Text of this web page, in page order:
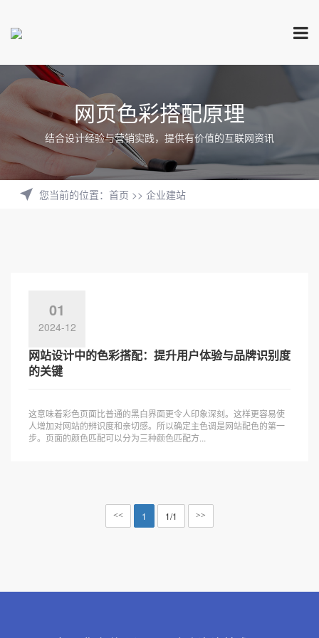
网页色彩搭配原理
结合设计经验与营销实践，提供有价值的互联网资讯
您当前的位置： 首页 >> 企业建站
01
2024-12
网站设计中的色彩搭配：提升用户体验与品牌识别度
的关键
这意味着彩色页面比普通的黑白界面更令人印象深刻。这样更容易使
人增加对网站的辨识度和亲切感。所以确定主色调是网站配色的第一
步。页面的颜色匹配可以分为三种颜色匹配方...
<< 1 1/1 >>